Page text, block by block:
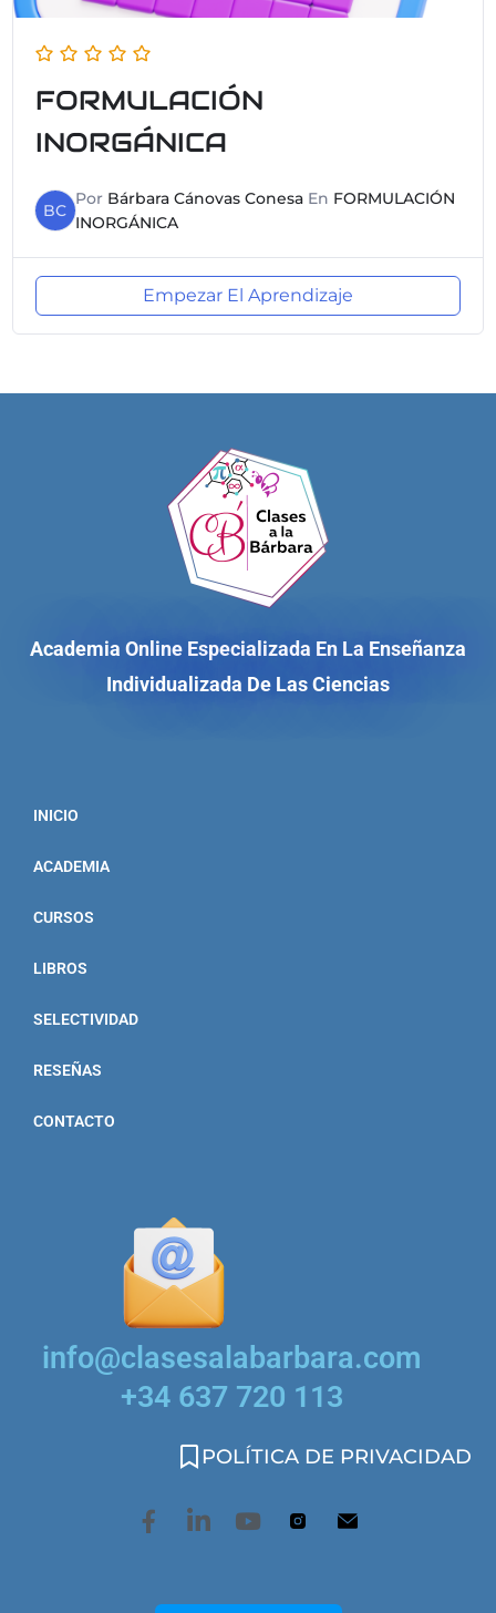
FORMULACIÓN
INORGÁNICA
BC
Por Bárbara Cánovas ConesaEn FORMULACIÓN
INORGÁNICA
Empezar El Aprendizaje
Academia Online Especializada En La Enseñanza
Individualizada De Las Ciencias
INICIO
ACADEMIA
CURSOS
LIBROS
SELECTIVIDAD
RESEÑAS
CONTACTO
info@clasesalabarbara.com
+34 637 720 113
POLÍTICA DE PRIVACIDAD